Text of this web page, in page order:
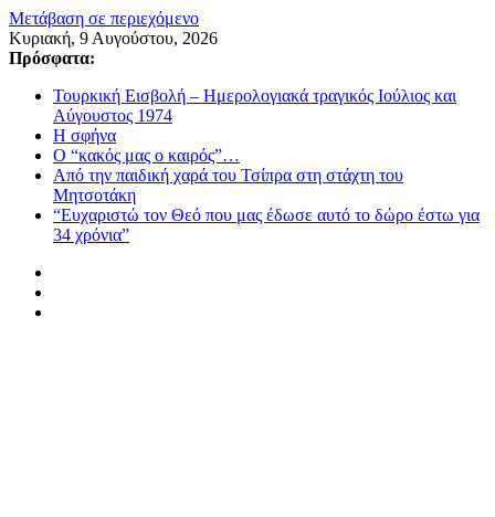
Μετάβαση σε περιεχόμενο
Κυριακή, 9 Αυγούστου, 2026
Πρόσφατα:
Τουρκική Εισβολή – Ημερολογιακά τραγικός Ιούλιος και
Αύγουστος 1974
Η σφήνα
Ο “κακός μας ο καιρός”…
Από την παιδική χαρά του Τσίπρα στη στάχτη του
Μητσοτάκη
“Ευχαριστώ τον Θεό που μας έδωσε αυτό το δώρο έστω για
34 χρόνια”